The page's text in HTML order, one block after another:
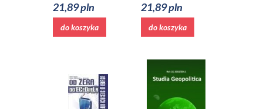
21,89 pln
do koszyka
21,89 pln
do koszyka